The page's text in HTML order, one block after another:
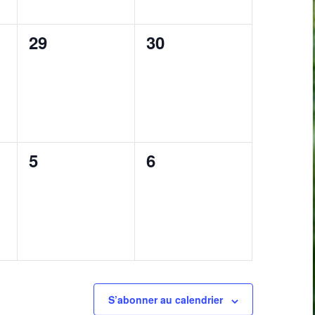
0
29
0
30
0
5
0
6
S’abonner au calendrier